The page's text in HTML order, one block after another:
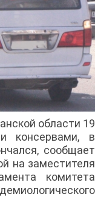
области 19
консервами, в
сообщает
на заместителя
комитета